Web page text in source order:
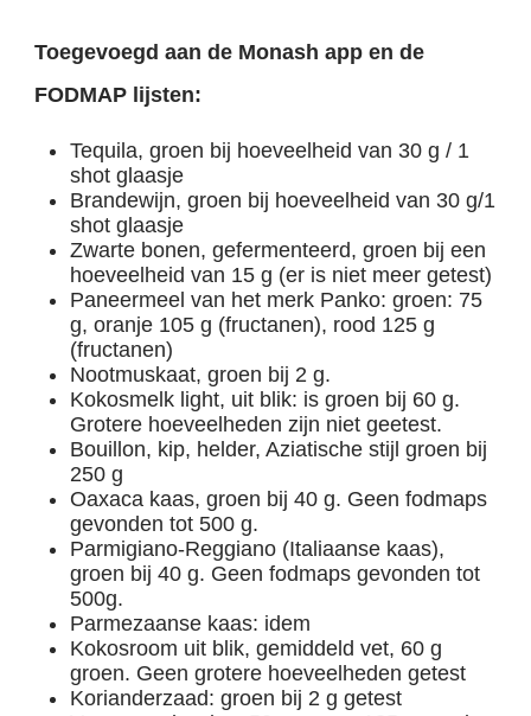
Toegevoegd aan de Monash app en de
FODMAP lijsten:
Tequila, groen bij hoeveelheid van 30 g / 1
shot glaasje
Brandewijn, groen bij hoeveelheid van 30 g/1
shot glaasje
Zwarte bonen, gefermenteerd, groen bij een
hoeveelheid van 15 g (er is niet meer getest)
Paneermeel van het merk Panko: groen: 75
g, oranje 105 g (fructanen), rood 125 g
(fructanen)
Nootmuskaat, groen bij 2 g.
Kokosmelk light, uit blik: is groen bij 60 g.
Grotere hoeveelheden zijn niet geetest.
Bouillon, kip, helder, Aziatische stijl groen bij
250 g
Oaxaca kaas, groen bij 40 g. Geen fodmaps
gevonden tot 500 g.
Parmigiano-Reggiano (Italiaanse kaas),
groen bij 40 g. Geen fodmaps gevonden tot
500g.
Parmezaanse kaas: idem
Kokosroom uit blik, gemiddeld vet, 60 g
groen. Geen grotere hoeveelheden getest
Korianderzaad: groen bij 2 g getest